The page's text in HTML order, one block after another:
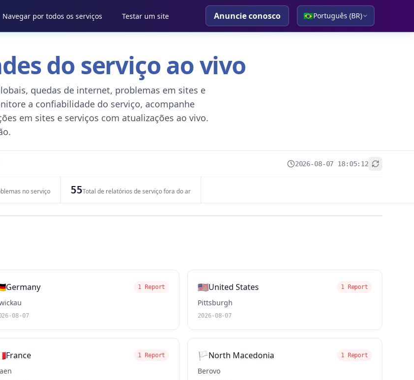
Navegar por todos os serviços Testar um site Anuncie conosco 🇧🇷Português (BR)
do serviço ao vivo
quedas de internet, problemas em sites e
a confiabilidade do serviço, acompanhe
em sites e serviços com atualizações ao vivo.
2026-08-07 18:05:12
no serviço 55Total de relatórios de serviço fora do ar
Germany 1 Report
08-07
🇺🇸United States 1 Report
Pittsburgh
2026-08-07
France 1 Report 🏳️North Macedonia 1 Report
Berovo